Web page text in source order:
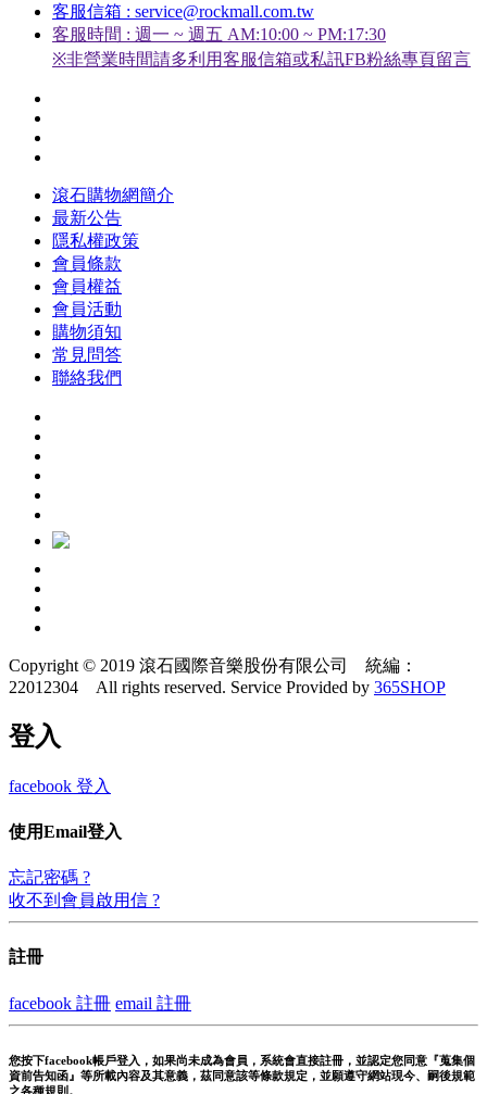
客服信箱 : service@rockmall.com.tw
客服時間 : 週一 ~ 週五 AM:10:00 ~ PM:17:30
※非營業時間請多利用客服信箱或私訊FB粉絲專頁留言
滾石購物網簡介
最新公告
隱私權政策
會員條款
會員權益
會員活動
購物須知
常見問答
聯絡我們
Copyright © 2019 滾石國際音樂股份有限公司 統編：
22012304 All rights reserved. Service Provided by 365SHOP
登入
facebook 登入
使用Email登入
忘記密碼 ?
收不到會員啟用信 ?
註冊
facebook 註冊 email 註冊
您按下facebook帳戶登入，如果尚未成為會員，系統會直接註冊，並認定您同意『蒐集個
資前告知函』等所載內容及其意義，茲同意該等條款規定，並願遵守網站現今、嗣後規範
之各種規則。